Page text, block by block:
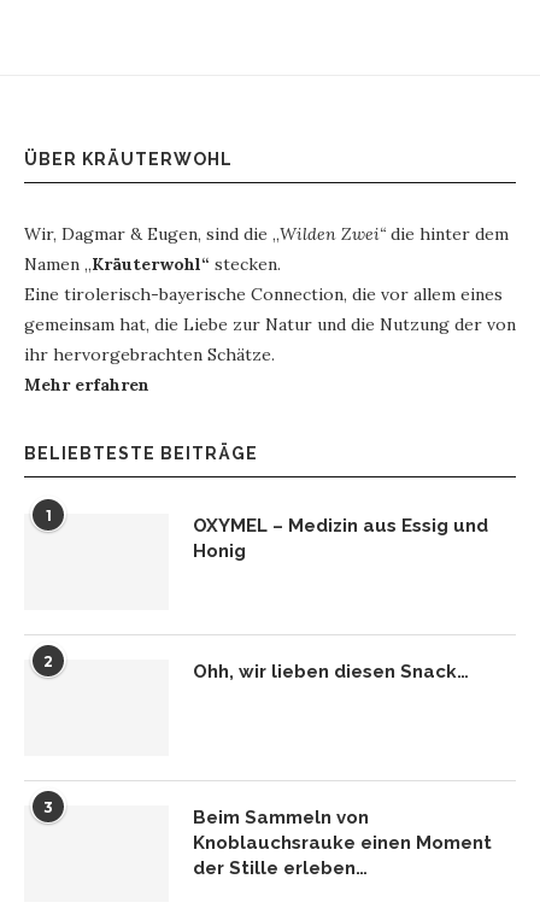
ÜBER KRÄUTERWOHL
Wir, Dagmar & Eugen, sind die „Wilden Zwei“ die hinter dem
Namen „Kräuterwohl“ stecken.
Eine tirolerisch-bayerische Connection, die vor allem eines
gemeinsam hat, die Liebe zur Natur und die Nutzung der von
ihr hervorgebrachten Schätze.
Mehr erfahren
BELIEBTESTE BEITRÄGE
1
OXYMEL – Medizin aus Essig und
Honig
2 Ohh, wir lieben diesen Snack…
3
Beim Sammeln von
Knoblauchsrauke einen Moment
der Stille erleben…